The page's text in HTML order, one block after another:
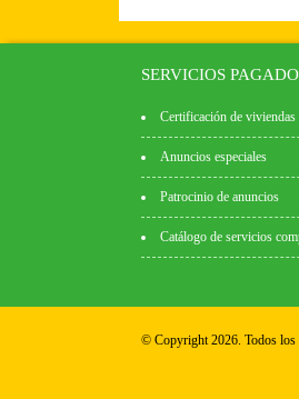
SERVICIOS
Certificación de viviendas
Anuncios especiales
Patrocinio de anuncios
Catálogo de servicios
© Copyright 2026. Todos los